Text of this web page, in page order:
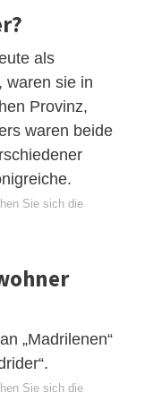
als
waren sie in
Provinz,
waren beide
Sie sich die
„Madrilenen“
Sie sich die